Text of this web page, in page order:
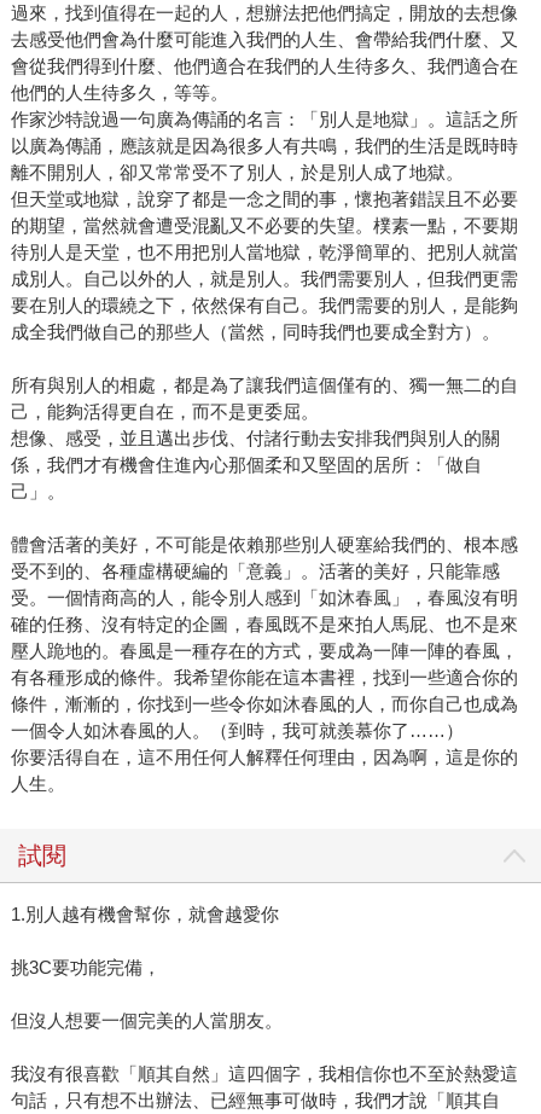
過來，找到值得在一起的人，想辦法把他們搞定，開放的去想像
去感受他們會為什麼可能進入我們的人生、會帶給我們什麼、又
會從我們得到什麼、他們適合在我們的人生待多久、我們適合在
他們的人生待多久，等等。
作家沙特說過一句廣為傳誦的名言：「別人是地獄」。這話之所
以廣為傳誦，應該就是因為很多人有共鳴，我們的生活是既時時
離不開別人，卻又常常受不了別人，於是別人成了地獄。
但天堂或地獄，說穿了都是一念之間的事，懷抱著錯誤且不必要
的期望，當然就會遭受混亂又不必要的失望。樸素一點，不要期
待別人是天堂，也不用把別人當地獄，乾淨簡單的、把別人就當
成別人。自己以外的人，就是別人。我們需要別人，但我們更需
要在別人的環繞之下，依然保有自己。我們需要的別人，是能夠
成全我們做自己的那些人（當然，同時我們也要成全對方）。
所有與別人的相處，都是為了讓我們這個僅有的、獨一無二的自
己，能夠活得更自在，而不是更委屈。
想像、感受，並且邁出步伐、付諸行動去安排我們與別人的關
係，我們才有機會住進內心那個柔和又堅固的居所：「做自
己」。
體會活著的美好，不可能是依賴那些別人硬塞給我們的、根本感
受不到的、各種虛構硬編的「意義」。活著的美好，只能靠感
受。一個情商高的人，能令別人感到「如沐春風」，春風沒有明
確的任務、沒有特定的企圖，春風既不是來拍人馬屁、也不是來
壓人跪地的。春風是一種存在的方式，要成為一陣一陣的春風，
有各種形成的條件。我希望你能在這本書裡，找到一些適合你的
條件，漸漸的，你找到一些令你如沐春風的人，而你自己也成為
一個令人如沐春風的人。（到時，我可就羨慕你了……）
你要活得自在，這不用任何人解釋任何理由，因為啊，這是你的
人生。
試閱
1.別人越有機會幫你，就會越愛你
挑3C要功能完備，
但沒人想要一個完美的人當朋友。
我沒有很喜歡「順其自然」這四個字，我相信你也不至於熱愛這
句話，只有想不出辦法、已經無事可做時，我們才說「順其自